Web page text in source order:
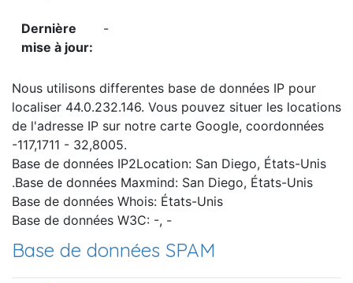
-
Nous utilisons differentes base de données IP pour
localiser 44.0.232.146. Vous pouvez situer les locations
de l'adresse IP sur notre carte Google, coordonnées
-117,1711 - 32,8005.
Base de données IP2Location: San Diego, États-Unis
.Base de données Maxmind: San Diego, États-Unis
Base de données Whois: États-Unis
Base de données W3C: -, -
Base de données SPAM